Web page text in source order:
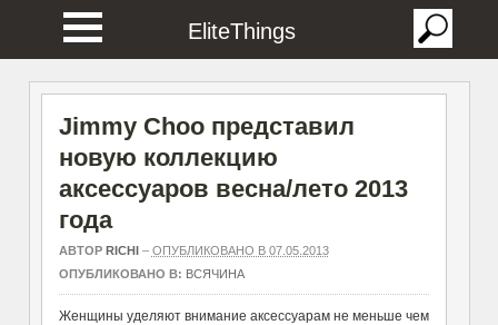
EliteThings
Jimmy Choo представил
новую коллекцию
аксессуаров весна/лето 2013
года
АВТОР RICHI– ОПУБЛИКОВАНО В 07.05.2013
ОПУБЛИКОВАНО В: ВСЯЧИНА
Женщины уделяют внимание аксессуарам не меньше чем